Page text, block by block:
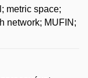
metric space;
network; MUFIN;